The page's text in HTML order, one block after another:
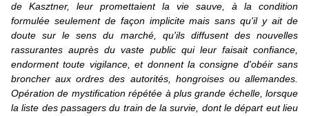
de Kasztner, leur promettaient la vie sauve, à la condition
formulée seulement de façon implicite mais sans qu'il y ait de
doute sur le sens du marché, qu'ils diffusent des nouvelles
rassurantes auprès du vaste public qui leur faisait confiance,
endorment toute vigilance, et donnent la consigne d'obéir sans
broncher aux ordres des autorités, hongroises ou allemandes.
Opération de mystification répétée à plus grande échelle, lorsque
la liste des passagers du train de la survie, dont le départ eut lieu